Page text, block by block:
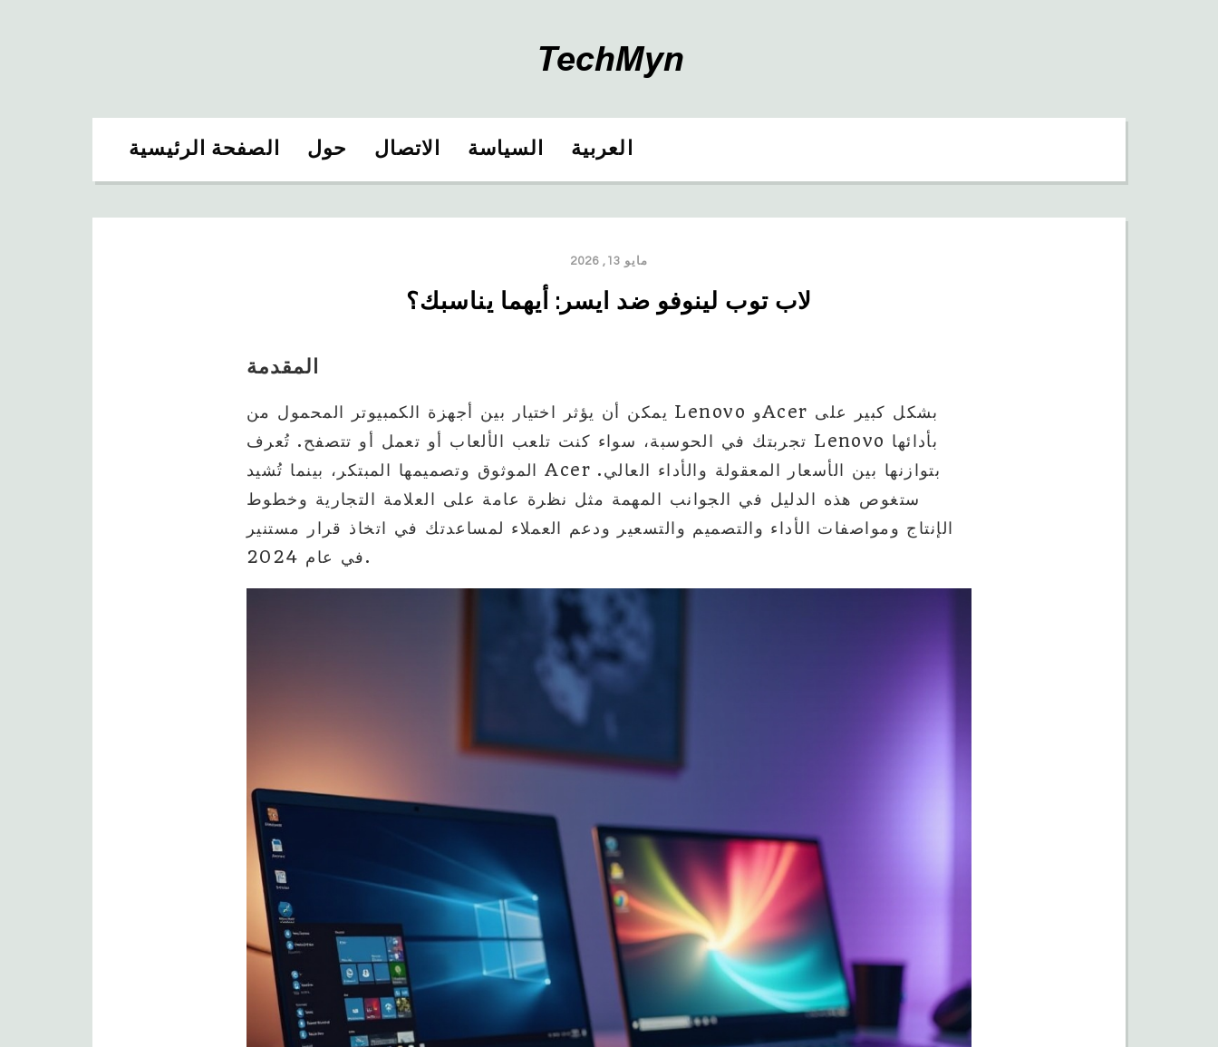
الصفحة الرئيسية حول الاتصال السياسة العربية
مايو 13, 2026
لاب توب لينوفو ضد ايسر: أيهما يناسبك؟
المقدمة
يمكن أن يؤثر اختيار بين أجهزة الكمبيوتر المحمول من Lenovo وAcer بشكل كبير على
تجربتك في الحوسبة، سواء كنت تلعب الألعاب أو تعمل أو تتصفح. تُعرف Lenovo بأدائها
الموثوق وتصميمها المبتكر، بينما تُشيد Acer بتوازنها بين الأسعار المعقولة والأداء العالي.
ستغوص هذه الدليل في الجوانب المهمة مثل نظرة عامة على العلامة التجارية وخطوط
الإنتاج ومواصفات الأداء والتصميم والتسعير ودعم العملاء لمساعدتك في اتخاذ قرار مستنير
في عام 2024.